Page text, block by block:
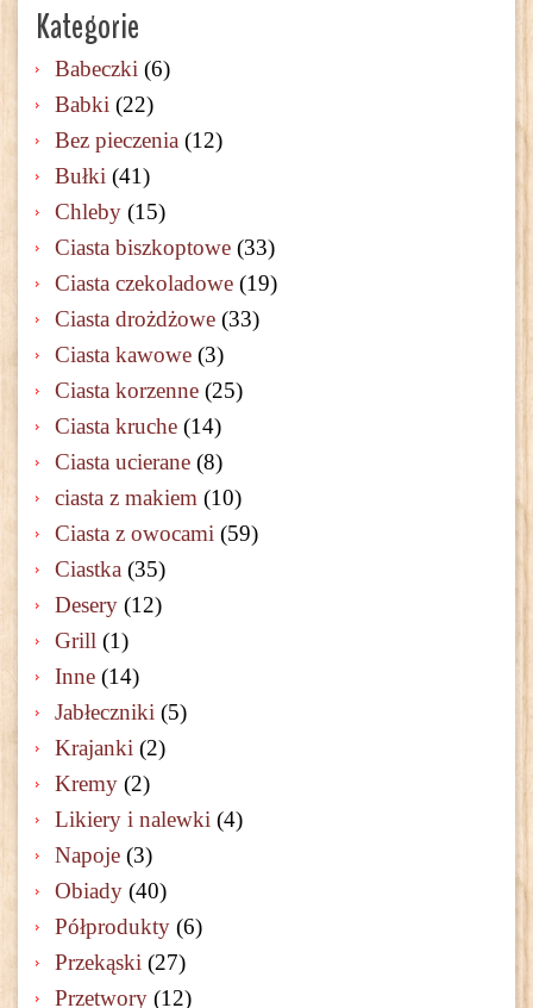
Kategorie
Babeczki (6)
Babki (22)
Bez pieczenia (12)
Bułki (41)
Chleby (15)
Ciasta biszkoptowe (33)
Ciasta czekoladowe (19)
Ciasta drożdżowe (33)
Ciasta kawowe (3)
Ciasta korzenne (25)
Ciasta kruche (14)
Ciasta ucierane (8)
ciasta z makiem (10)
Ciasta z owocami (59)
Ciastka (35)
Desery (12)
Grill (1)
Inne (14)
Jabłeczniki (5)
Krajanki (2)
Kremy (2)
Likiery i nalewki (4)
Napoje (3)
Obiady (40)
Półprodukty (6)
Przekąski (27)
Przetwory (12)